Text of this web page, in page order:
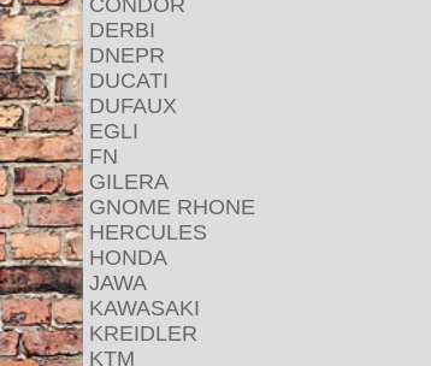
CONDOR
DERBI
DNEPR
DUCATI
DUFAUX
EGLI
FN
GILERA
GNOME RHONE
HERCULES
HONDA
JAWA
KAWASAKI
KREIDLER
KTM